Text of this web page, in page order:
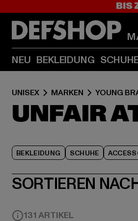
BIS
NEU BEKLEIDUNG
UNISEX MARKEN YOUNG
UNFAIR
BEKLEIDUNG SCHUHE
SORTIEREN
131 ARTIKEL